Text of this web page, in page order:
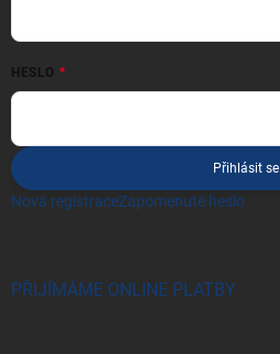
HESLO
Přihlásit se
Nová registraceZapomenuté heslo
PŘIJÍMÁME ONLINE PLATBY